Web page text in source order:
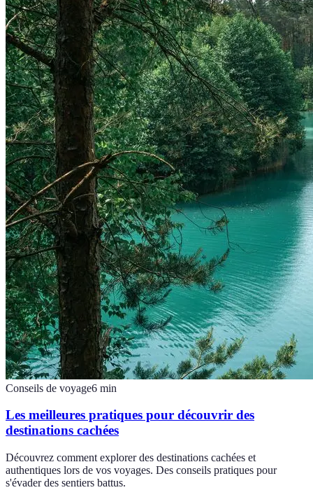
Conseils de voyage6 min
Les meilleures pratiques pour découvrir des
destinations cachées
Découvrez comment explorer des destinations cachées et
authentiques lors de vos voyages. Des conseils pratiques pour
s'évader des sentiers battus.